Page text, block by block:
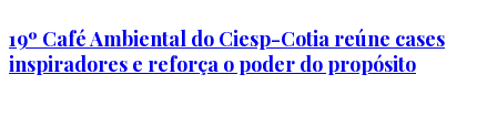
19º Café Ambiental do Ciesp-Cotia reúne cases
inspiradores e reforça o poder do propósito